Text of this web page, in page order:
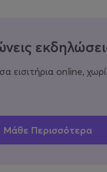
εισιτήρια online,